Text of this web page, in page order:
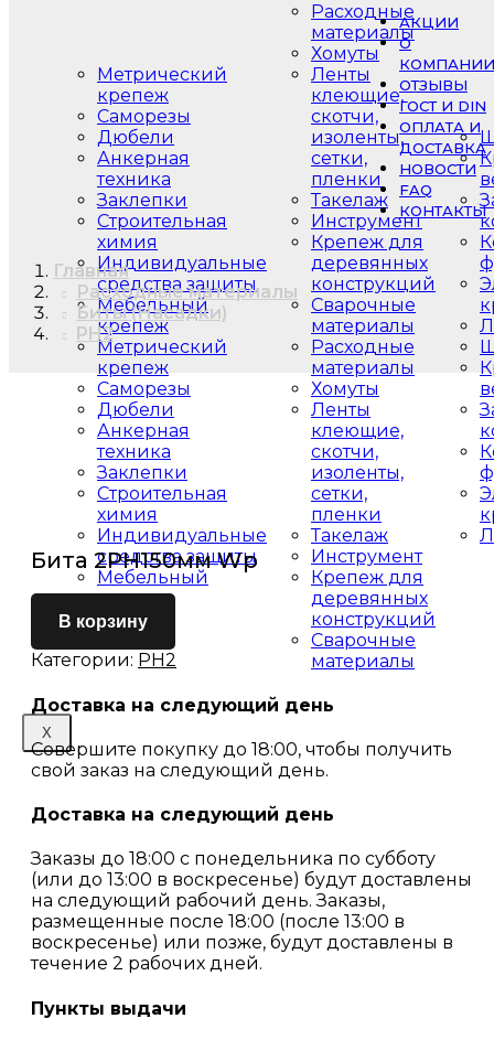
Метрический
крепеж
Саморезы
Дюбели
Анкерная
техника
Заклепки
Строительная
химия
Индивидуальные
средства защиты
Мебельный
крепеж
Метрический
крепеж
Саморезы
Дюбели
Анкерная
техника
Заклепки
Строительная
химия
Индивидуальные
средства защиты
Мебельный
крепеж
Расходные
материалы
Хомуты
Ленты
клеющие,
скотчи,
изоленты,
сетки,
пленки
Такелаж
Инструмент
Крепеж для
деревянных
конструкций
Сварочные
материалы
Расходные
материалы
Хомуты
Ленты
клеющие,
скотчи,
изоленты,
сетки,
пленки
Такелаж
Инструмент
Крепеж для
деревянных
конструкций
Сварочные
материалы
X
АКЦИИ
О
КОМПАНИИ
ОТЗЫВЫ
ГОСТ И DIN
ОПЛАТА И
ДОСТАВКА
НОВОСТИ
FAQ
КОНТАКТЫ
Главная
Расходные материалы
Биты (Насадки)
PH2
Бита 2PH150мм Wр
В корзину
Категории: PH2
Доставка на следующий день
Совершите покупку до 18:00, чтобы получить
свой заказ на следующий день.
Доставка на следующий день
Заказы до 18:00 с понедельника по субботу
(или до 13:00 в воскресенье) будут доставлены
на следующий рабочий день. Заказы,
размещенные после 18:00 (после 13:00 в
воскресенье) или позже, будут доставлены в
течение 2 рабочих дней.
Пункты выдачи